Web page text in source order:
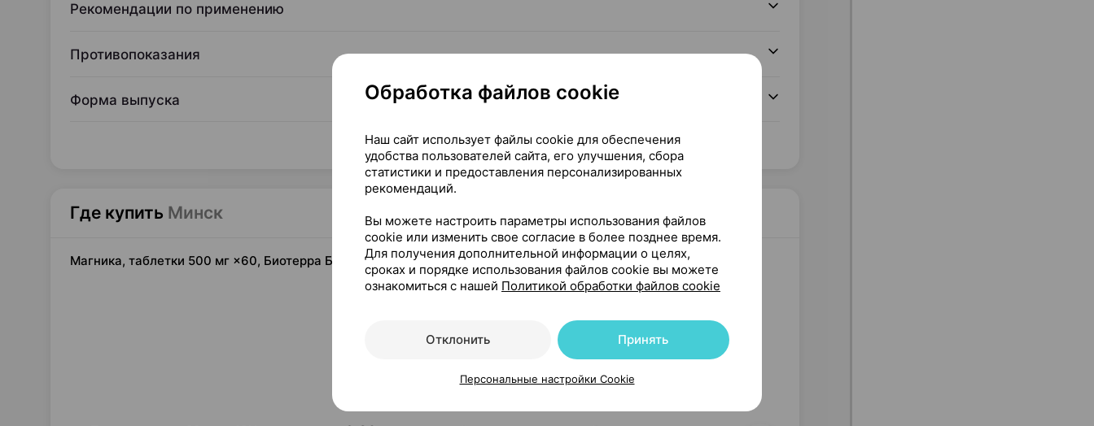
Рекомендации по применению
Противопоказания
Форма выпуска
Читать полностью
Где купить Минск
Магника, таблетки 500 мг ×60, Биотерра Беларусь
На карте
10
Обработка файлов cookie
Наш сайт использует файлы cookie для обеспечения
удобства пользователей сайта, его улучшения, сбора
статистики и предоставления персонализированных
рекомендаций.
Вы можете настроить параметры использования файлов
cookie или изменить свое согласие в более позднее время.
Для получения дополнительной информации о целях,
сроках и порядке использования файлов cookie вы можете
ознакомиться с нашей Политикой обработки файлов cookie
Отклонить Принять
Персональные настройки Cookie